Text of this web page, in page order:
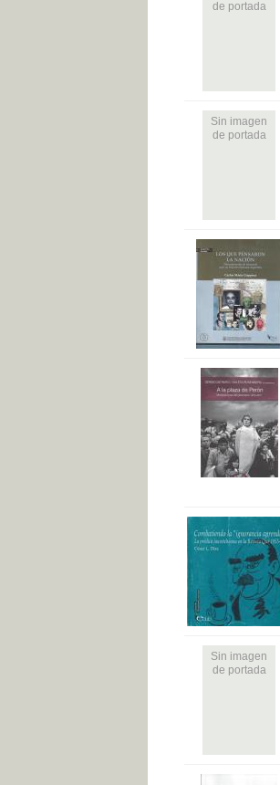
de portada
Sin imagen
de portada
Sin imagen
de portada